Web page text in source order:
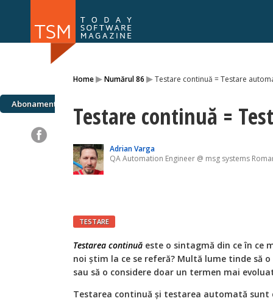
Home▸Numărul 86 ▸Testare continuă = Testare
Abonamente Testare continuă =
Adrian Varga
QA Automation Engineer @ msg systems
TESTARE
Testarea continuă este o sintagmă din ce în ce
noi știm la ce se referă? Multă lume tinde să
sau să o considere doar un termen mai
Testarea continuă și testarea automată sunt